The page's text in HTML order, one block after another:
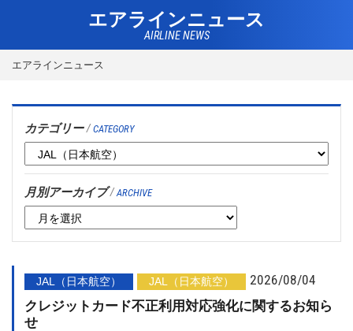
エアラインニュース
AIRLINE NEWS
エアラインニュース
カテゴリー/ CATEGORY
月別アーカイブ/ ARCHIVE
JAL（日本航空） JAL（日本航空） 2026/08/04
クレジットカード不正利用対応強化に関するお知ら
せ